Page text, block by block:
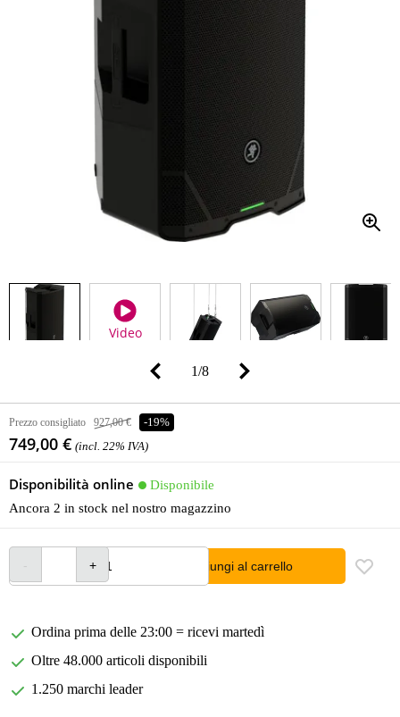
Video
1/8
Prezzo consigliato 927,00 € -19%
749,00 € (incl. 22% IVA)
Disponibilità online
Disponibile
Ancora 2 in stock nel nostro magazzino
Aggiungi al carrello
Ordina prima delle 23:00 = ricevi martedì
Oltre 48.000 articoli disponibili
1.250 marchi leader